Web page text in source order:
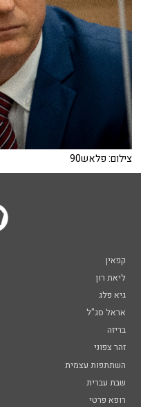
צילום: פלאש90
קפאין
ליאת רון
גיא פלג
אראל סג"ל
בריזה
זהר צפוני
השתתפות עצמית
שבת עברית
רופא פרטי